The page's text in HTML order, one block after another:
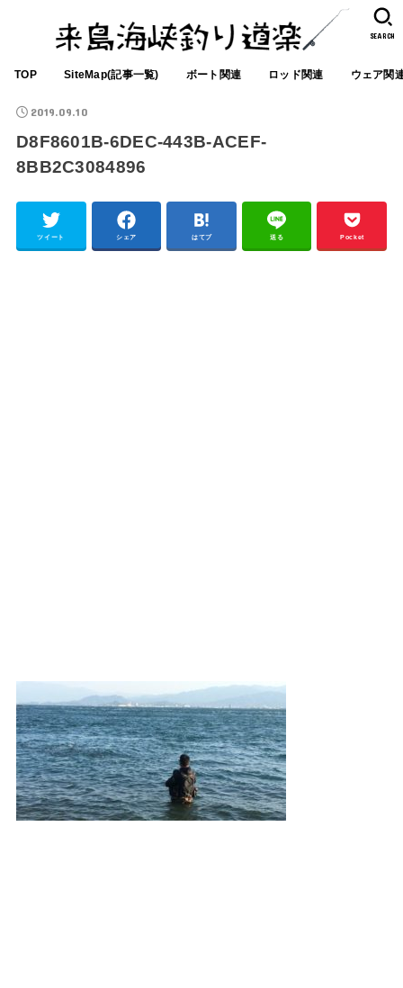
TOP SiteMap(記事一覧) ボート関連 ロッド関連 ウェア関
SEARCH
2019.09.10
D8F8601B-6DEC-443B-ACEF-
8BB2C3084896
ツイート シェア はてブ 送る Pocket